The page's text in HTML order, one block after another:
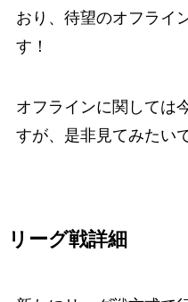
おり、待望のオフライ
す！
オフラインに関しては
すが、是非見てみたい
リーグ戦詳細